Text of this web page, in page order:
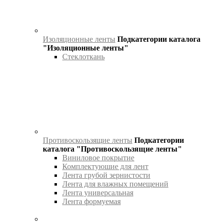
Изоляционные ленты Подкатегории каталога
"Изоляционные ленты"
Стеклоткань
Противоскользящие ленты Подкатегории
каталога "Противоскользящие ленты"
Виниловое покрытие
Комплектуюшие для лент
Лента грубой зернистости
Лента для влажных помещений
Лента универсальная
Лента формуемая